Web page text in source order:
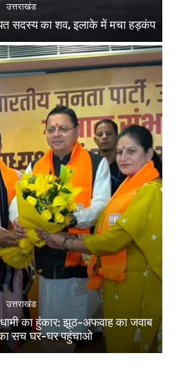
उत्तराखंड
सदस्य का शव, इलाके में मचा हड़कंप
उत्तराखंड
का हुंकार: झूठ-अफवाह का जवाब
सच घर-घर पहुंचाओ